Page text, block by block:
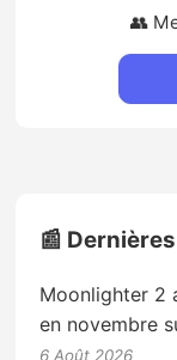
👥
📰
Moonlighter 2
en novembre
6 Août 2026